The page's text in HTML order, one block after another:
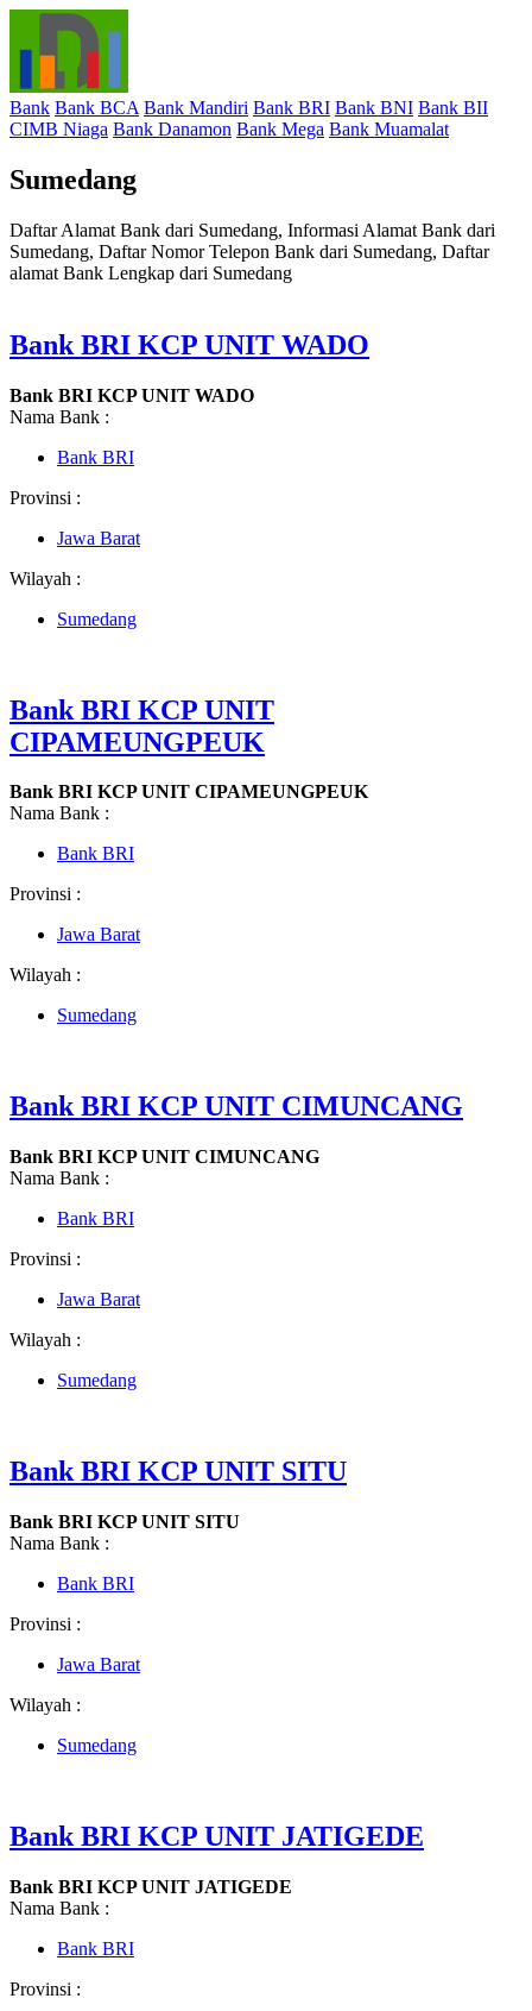
Bank Bank BCA Bank Mandiri Bank BRI Bank BNI Bank BII
CIMB Niaga Bank Danamon Bank Mega Bank Muamalat
Sumedang
Daftar Alamat Bank dari Sumedang, Informasi Alamat Bank dari
Sumedang, Daftar Nomor Telepon Bank dari Sumedang, Daftar
alamat Bank Lengkap dari Sumedang
Bank BRI KCP UNIT WADO
Bank BRI KCP UNIT WADO
Nama Bank :
Bank BRI
Provinsi :
Jawa Barat
Wilayah :
Sumedang
Bank BRI KCP UNIT
CIPAMEUNGPEUK
Bank BRI KCP UNIT CIPAMEUNGPEUK
Nama Bank :
Bank BRI
Provinsi :
Jawa Barat
Wilayah :
Sumedang
Bank BRI KCP UNIT CIMUNCANG
Bank BRI KCP UNIT CIMUNCANG
Nama Bank :
Bank BRI
Provinsi :
Jawa Barat
Wilayah :
Sumedang
Bank BRI KCP UNIT SITU
Bank BRI KCP UNIT SITU
Nama Bank :
Bank BRI
Provinsi :
Jawa Barat
Wilayah :
Sumedang
Bank BRI KCP UNIT JATIGEDE
Bank BRI KCP UNIT JATIGEDE
Nama Bank :
Bank BRI
Provinsi :